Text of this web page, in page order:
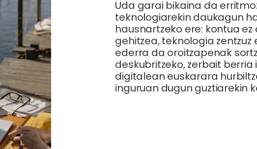
Uda garai bikaina da
teknologiarekin daukagun
hausnartzeko ere: kontua
gehitzea, teknologia zentzuz
ederra da oroitzapenak
deskubritzeko, zerbait berria
digitalean euskarara
inguruan dugun guztiarekin